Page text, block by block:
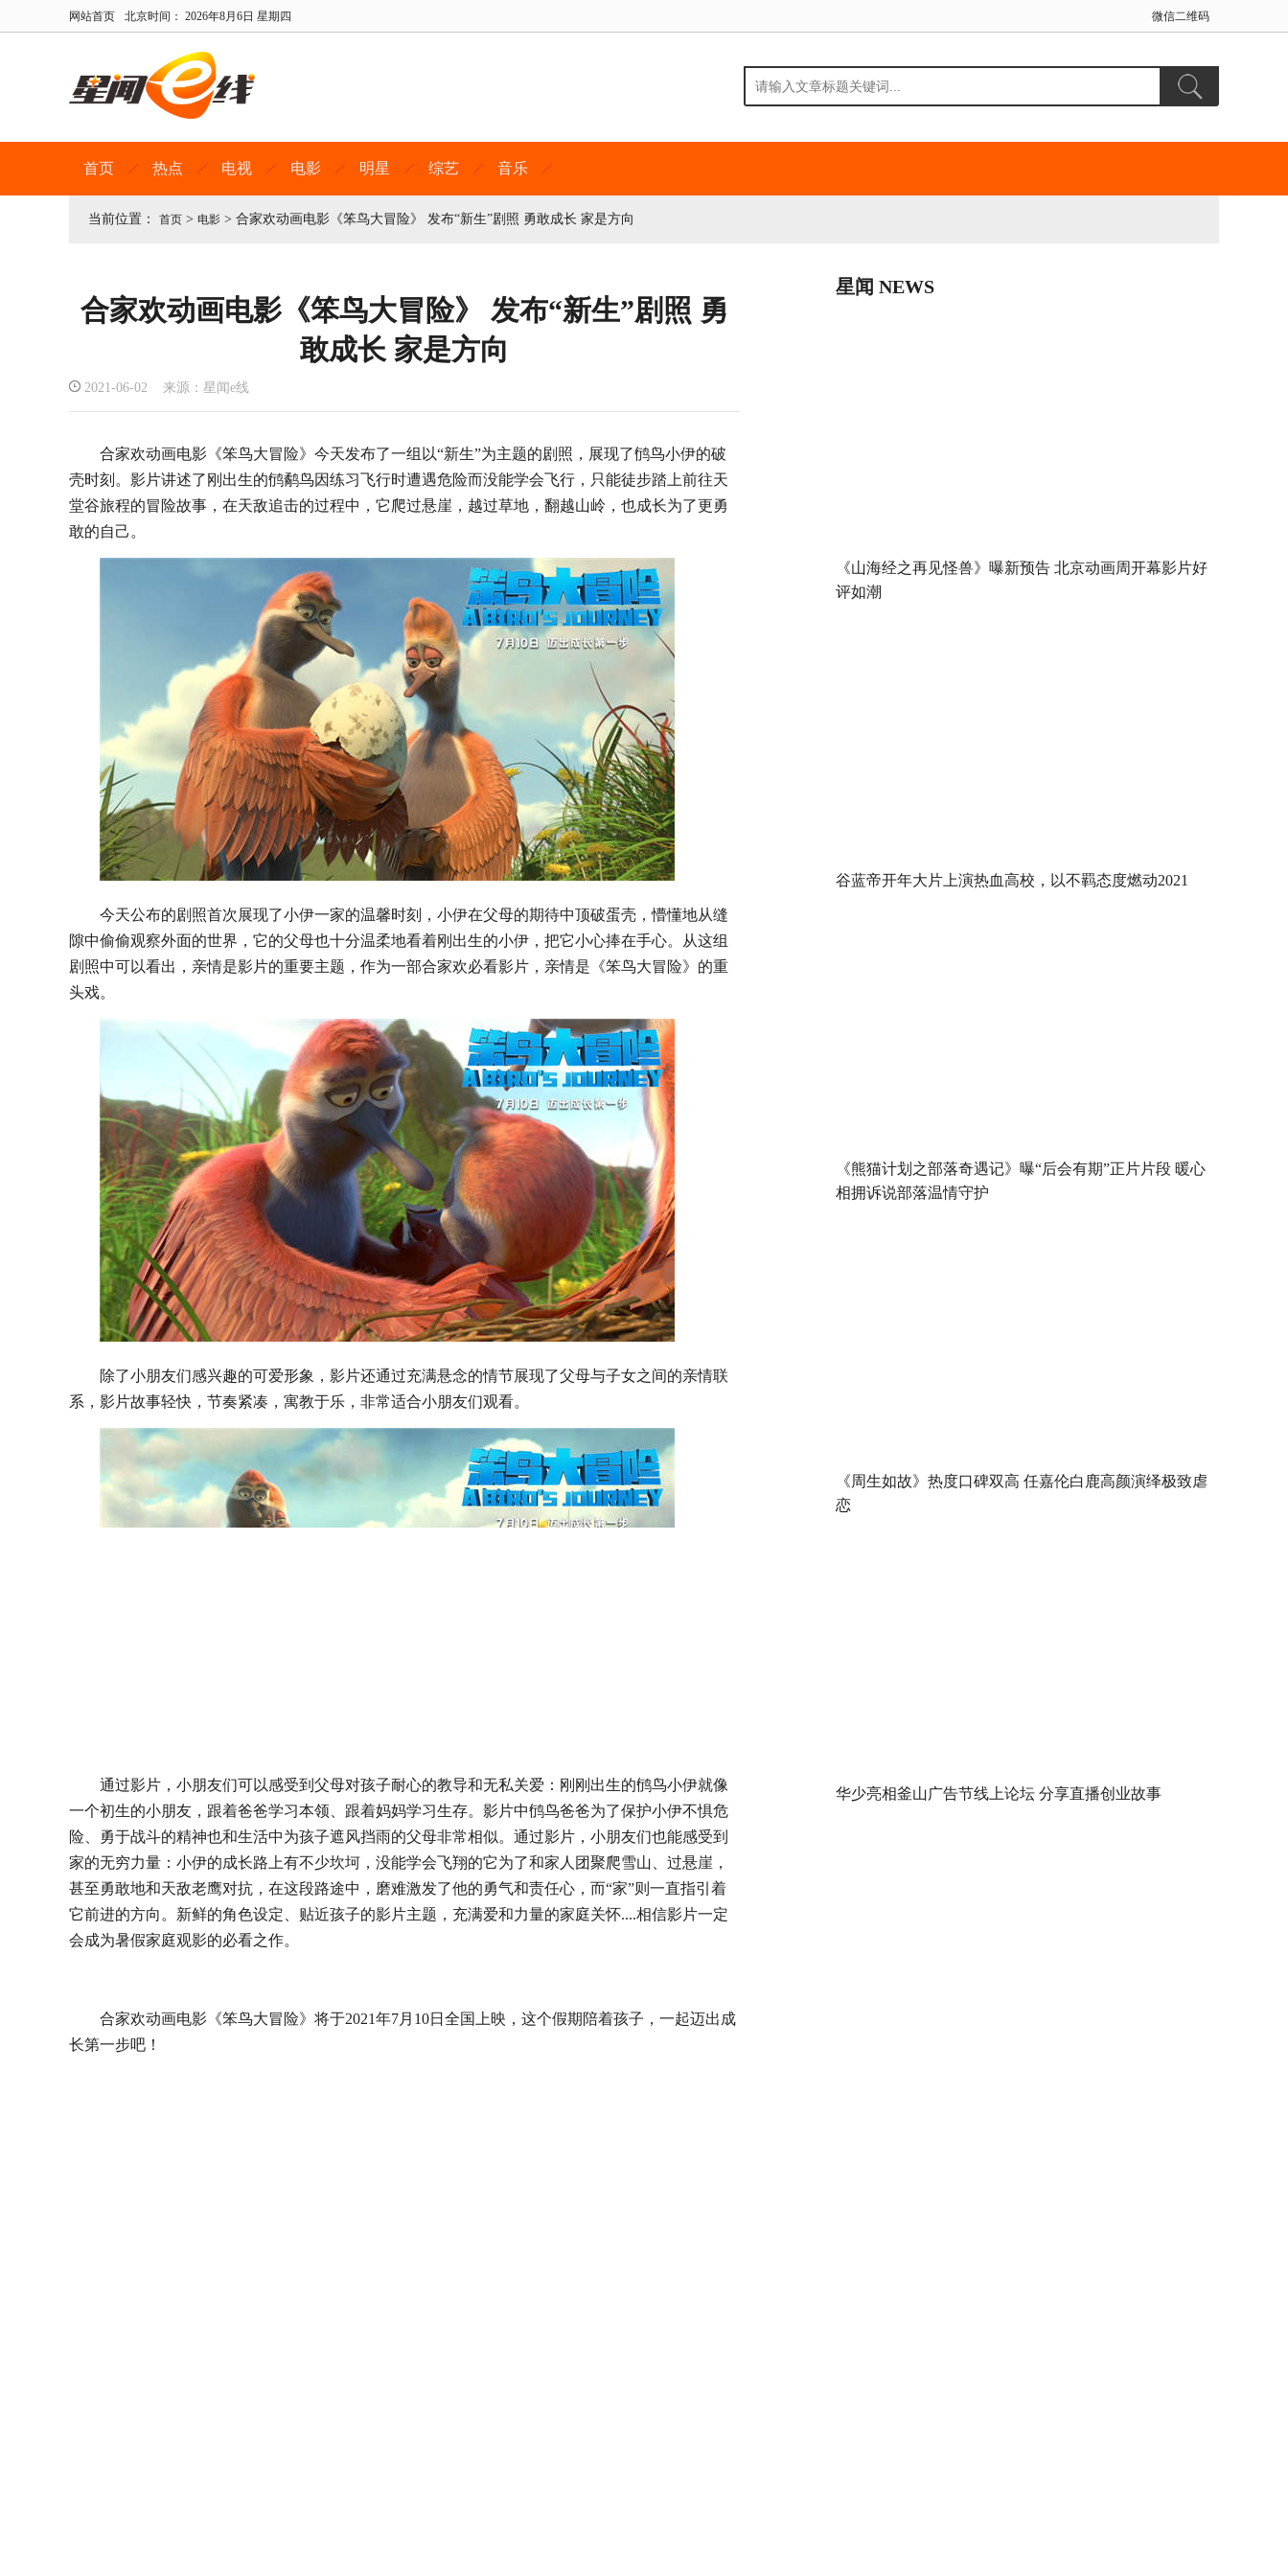
网站首页 北京时间： 2026年8月6日 星期四 微信二维码
首页 热点 电视 电影 明星 综艺 音乐
当前位置： 首页 > 电影 > 合家欢动画电影《笨鸟大冒险》 发布“新生”剧照 勇敢成长 家是方向
合家欢动画电影《笨鸟大冒险》 发布“新生”剧照 勇
敢成长 家是方向
2021-06-02 来源：星闻e线
合家欢动画电影《笨鸟大冒险》今天发布了一组以“新生”为主题的剧照，展现了鸻鸟小伊的破
壳时刻。影片讲述了刚出生的鸻鹬鸟因练习飞行时遭遇危险而没能学会飞行，只能徒步踏上前往天
堂谷旅程的冒险故事，在天敌追击的过程中，它爬过悬崖，越过草地，翻越山岭，也成长为了更勇
敢的自己。
今天公布的剧照首次展现了小伊一家的温馨时刻，小伊在父母的期待中顶破蛋壳，懵懂地从缝
隙中偷偷观察外面的世界，它的父母也十分温柔地看着刚出生的小伊，把它小心捧在手心。从这组
剧照中可以看出，亲情是影片的重要主题，作为一部合家欢必看影片，亲情是《笨鸟大冒险》的重
头戏。
除了小朋友们感兴趣的可爱形象，影片还通过充满悬念的情节展现了父母与子女之间的亲情联
系，影片故事轻快，节奏紧凑，寓教于乐，非常适合小朋友们观看。
通过影片，小朋友们可以感受到父母对孩子耐心的教导和无私关爱：刚刚出生的鸻鸟小伊就像
一个初生的小朋友，跟着爸爸学习本领、跟着妈妈学习生存。影片中鸻鸟爸爸为了保护小伊不惧危
险、勇于战斗的精神也和生活中为孩子遮风挡雨的父母非常相似。通过影片，小朋友们也能感受到
家的无穷力量：小伊的成长路上有不少坎坷，没能学会飞翔的它为了和家人团聚爬雪山、过悬崖，
甚至勇敢地和天敌老鹰对抗，在这段路途中，磨难激发了他的勇气和责任心，而“家”则一直指引着
它前进的方向。新鲜的角色设定、贴近孩子的影片主题，充满爱和力量的家庭关怀....相信影片一定
会成为暑假家庭观影的必看之作。
合家欢动画电影《笨鸟大冒险》将于2021年7月10日全国上映，这个假期陪着孩子，一起迈出成
长第一步吧！
星闻 NEWS
《山海经之再见怪兽》曝新预告 北京动画周开幕影片好
评如潮
谷蓝帝开年大片上演热血高校，以不羁态度燃动2021
《熊猫计划之部落奇遇记》曝“后会有期”正片片段 暖心
相拥诉说部落温情守护
《周生如故》热度口碑双高 任嘉伦白鹿高颜演绎极致虐
恋
华少亮相釜山广告节线上论坛 分享直播创业故事